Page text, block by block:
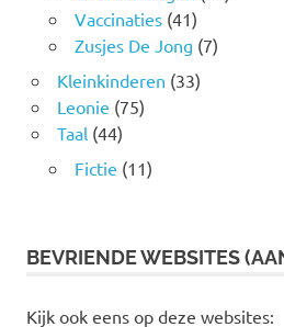
Vaccinaties(41)
Zusjes De Jong (7)
Kleinkinderen (33)
Leonie (75)
Taal(44)
Fictie (11)
BEVRIENDE WEBSITES
Kijk ook eens op deze websites: